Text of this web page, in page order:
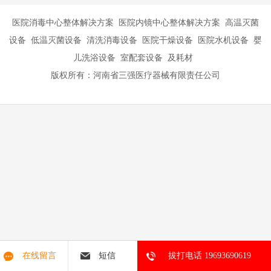
医院消毒中心整体解决方案 医院内镜中心整体解决方案 高温灭菌
设备 低温灭菌设备 清洗消毒设备 医院干燥设备 医院水机设备 婴
儿洗浴设备 室配套设备 及耗材
版权所有：河南省三强医疗器械有限责任公司
在线留言 短信 拔打电话 19693690619